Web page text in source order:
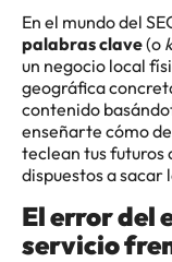
En el mundo del
palabras clave(o
un negocio local
geográfica
contenido
enseñarte cómo
teclean tus futuros
dispuestos a
El error del
servicio